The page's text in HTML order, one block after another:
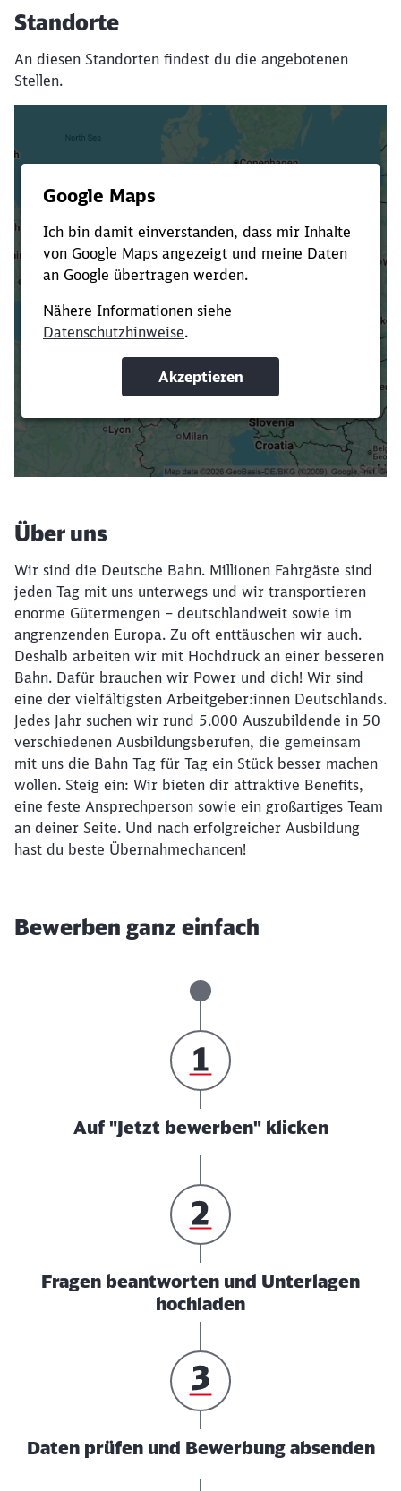
Standorte
An diesen Standorten findest du die angebotenen
Stellen.
Verkürze die Ladezeit, indem du Suchbegriffe
oder Filter hinzufügst.
Suchbegriffe eingeben
Filter setzen
Über uns
Wir sind die Deutsche Bahn. Millionen Fahrgäste sind
jeden Tag mit uns unterwegs und wir transportieren
enorme Gütermengen – deutschlandweit sowie im
angrenzenden Europa. Zu oft enttäuschen wir auch.
Deshalb arbeiten wir mit Hochdruck an einer besseren
Bahn. Dafür brauchen wir Power und dich! Wir sind
eine der vielfältigsten Arbeitgeber:innen Deutschlands.
Jedes Jahr suchen wir rund 5.000 Auszubildende in 50
verschiedenen Ausbildungsberufen, die gemeinsam
mit uns die Bahn Tag für Tag ein Stück besser machen
wollen. Steig ein: Wir bieten dir attraktive Benefits,
eine feste Ansprechperson sowie ein großartiges Team
an deiner Seite. Und nach erfolgreicher Ausbildung
hast du beste Übernahmechancen!
Bewerben ganz einfach
Auf "Jetzt bewerben" klicken
Fragen beantworten und Unterlagen
hochladen
Daten prüfen und Bewerbung absenden